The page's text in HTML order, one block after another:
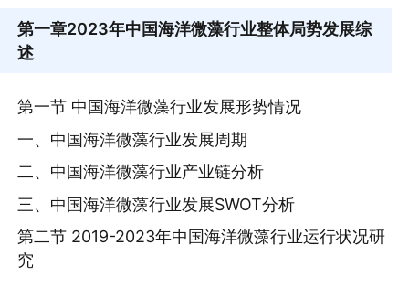
第一章2023年中国海洋微藻行业整体局势发展综
述
第一节 中国海洋微藻行业发展形势情况
一、中国海洋微藻行业发展周期
二、中国海洋微藻行业产业链分析
三、中国海洋微藻行业发展SWOT分析
第二节 2019-2023年中国海洋微藻行业运行状况研
究